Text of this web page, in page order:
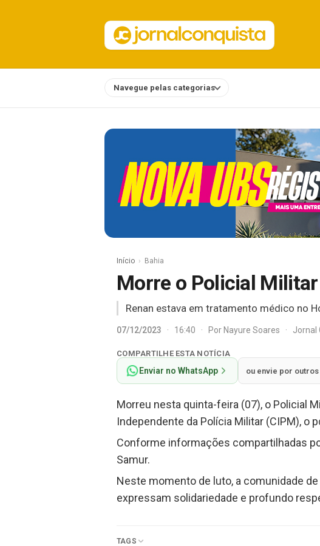
Navegue pelas categorias
Início Bahia
Morre o Policial
Renan estava em tratamento médico no
07/12/2023 · 16:40 · PorNayure Soares · Jornal
COMPARTILHE ESTA NOTÍCIA
Enviar no WhatsApp ou envie por
Morreu nesta quinta-feira (07), o Policial
Independente da Polícia Militar (CIPM), o
Conforme informações compartilhadas
Samur.
Neste momento de luto, a comunidade
expressam solidariedade e profundo
TAGS